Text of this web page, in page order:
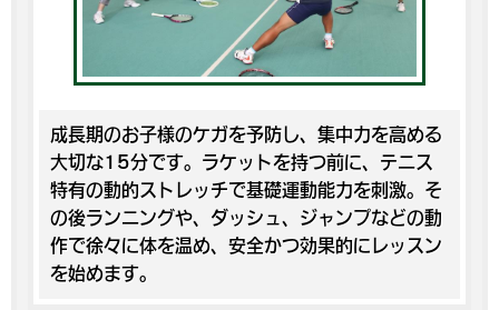
成長期のお子様のケガを予防し、集中力を高める
大切な15分です。ラケットを持つ前に、テニス
特有の動的ストレッチで基礎運動能力を刺激。そ
の後ランニングや、ダッシュ、ジャンプなどの動
作で徐々に体を温め、安全かつ効果的にレッスン
を始めます。